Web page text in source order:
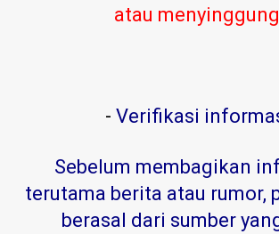
atau
- Verifikasi
Sebelum membagikan
terutama berita atau rumor,
berasal dari sumber